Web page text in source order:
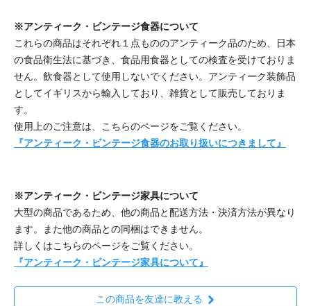
※アンティーク・ビンテージ食器について
これらの商品はそれぞれ１点もののアンティーク品のため、日本
の食品衛生法に基づき、食品用食器としての検査を受けておりま
せん。飲食器として使用しないでください。アンティーク装飾品
としてイギリスから輸入しており、雑貨として販売しておりま
す。
使用上のご注意は、こちらのページをご覧ください。
『アンティーク・ビンテージ食器のお取り扱いにつきまして』
※アンティーク・ビンテージ家具について
大型の商品であるため、他の商品と配送方法・決済方法が異なり
ます。また他の商品との同梱はできません。
詳しくはこちらのページをご覧ください。
『アンティーク・ビンテージ家具について』
この商品を友達に教える